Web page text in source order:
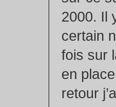
2000. Il
certain
fois sur
en
retour